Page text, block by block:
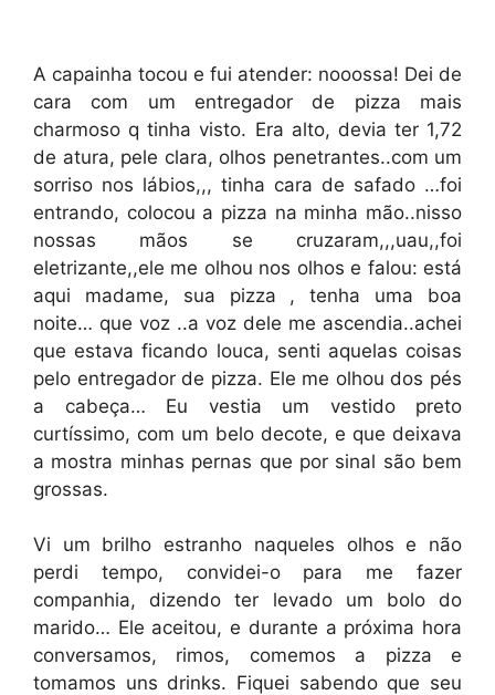
A capainha tocou e fui atender: nooossa! Dei de
cara com um entregador de pizza mais
charmoso q tinha visto. Era alto, devia ter 1,72
de atura, pele clara, olhos penetrantes..com um
sorriso nos lábios,,, tinha cara de safado …foi
entrando, colocou a pizza na minha mão..nisso
nossas mãos se cruzaram,,,uau,,foi
eletrizante,,ele me olhou nos olhos e falou: está
aqui madame, sua pizza , tenha uma boa
noite… que voz ..a voz dele me ascendia..achei
que estava ficando louca, senti aquelas coisas
pelo entregador de pizza. Ele me olhou dos pés
a cabeça… Eu vestia um vestido preto
curtíssimo, com um belo decote, e que deixava
a mostra minhas pernas que por sinal são bem
grossas.
Vi um brilho estranho naqueles olhos e não
perdi tempo, convidei-o para me fazer
companhia, dizendo ter levado um bolo do
marido… Ele aceitou, e durante a próxima hora
conversamos, rimos, comemos a pizza e
tomamos uns drinks. Fiquei sabendo que seu